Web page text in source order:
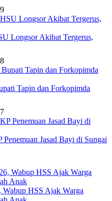
Longsor Akibat Tergerus,
Tapin dan Forkopimda
Jasad Bayi di Sungai
HSS Ajak Warga